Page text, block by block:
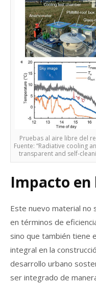
Pruebas al aire libre del
Fuente: “Radiative cooling
transparent and self-
Impacto en
Este nuevo material no
en términos de
sino que también tiene
integral en la
desarrollo urbano
ser integrado de